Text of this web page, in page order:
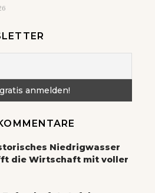
Niedrigwasser
die Wirtschaft mit voller